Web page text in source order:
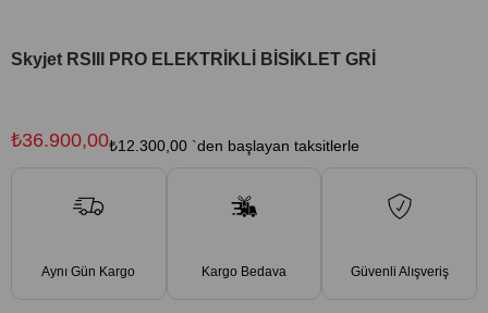
Skyjet RSIII PRO ELEKTRİKLİ BİSİKLET GRİ
₺36.900,00₺12.300,00 `den başlayan taksitlerle
Aynı Gün Kargo Kargo Bedava Güvenli Alışveriş